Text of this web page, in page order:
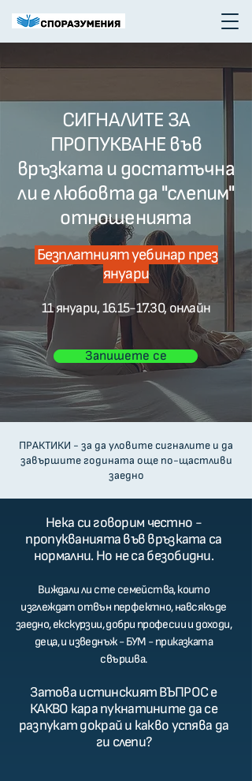
СИГНАЛИТЕ ЗА
ПРОПУКВАНЕ във
връзката и достатъчна
ли е любовта да "слепим"
отношенията
Безплатният уебинар през
януари
11 януари,16.15-17.30, онлайн
Запишете се
ПРАКТИКИ - за да уловите сигналите и да
завършите годината още по-щастливи
заедно
Нека си говорим честно -
пропукванията във връзката са
нормални. Но не са безобидни.
Виждали ли сте семейства, които
изглеждат отвън перфектно, навсякъде
заедно, екскурзии, добри професии и доходи,
деца, и изведнъж - БУМ - приказката
свършва.
Затова истинският ВЪПРОС е
КАКВО кара пукнатините да се
разпукат докрай и какво успява да
ги слепи?